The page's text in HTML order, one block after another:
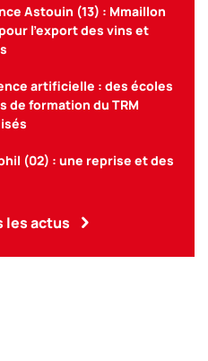
Astouin (13) : Mmaillon
l’export des vins et
artificielle : des écoles
de formation du TRM
(02) : une reprise et des
les actus